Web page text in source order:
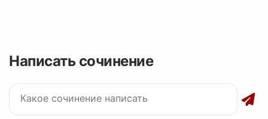
Написать сочинение